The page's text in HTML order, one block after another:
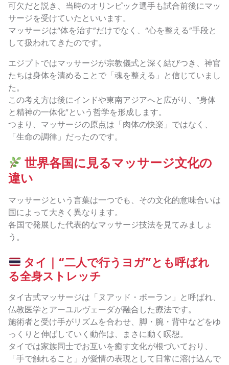
可欠だと説き、当時のオリンピック選手も試合前後にマッ
サージを受けていたといいます。
マッサージは“体を治す”だけでなく、“心を整える”手段と
して扱われてきたのです。
エジプトではマッサージが宗教儀式と深く結びつき、神官
たちは身体を清めることで「魂を整える」と信じていまし
た。
この考え方は後にインドや東南アジアへと広がり、“身体
と精神の一体化”という哲学を形成します。
つまり、マッサージの原点は「肉体の快楽」ではなく、
「生命の調律」だったのです。
世界各国に見るマッサージ文化の
違い
マッサージという言葉は一つでも、その文化的意味合いは
国によって大きく異なります。
各国で発展した代表的なマッサージ技法を見てみましょ
う。
タイ｜“二人で行うヨガ”とも呼ばれ
る全身ストレッチ
タイ古式マッサージは「ヌアッド・ボーラン」と呼ばれ、
仏教医学とアーユルヴェーダが融合した療法です。
施術者と受け手がリズムを合わせ、脚・腕・背中などをゆ
っくりと伸ばしていく動作は、まさに動く瞑想。
タイでは家族同士でお互いを癒す文化が根づいており、
「手で触れること」が愛情の表現として日常に溶け込んで